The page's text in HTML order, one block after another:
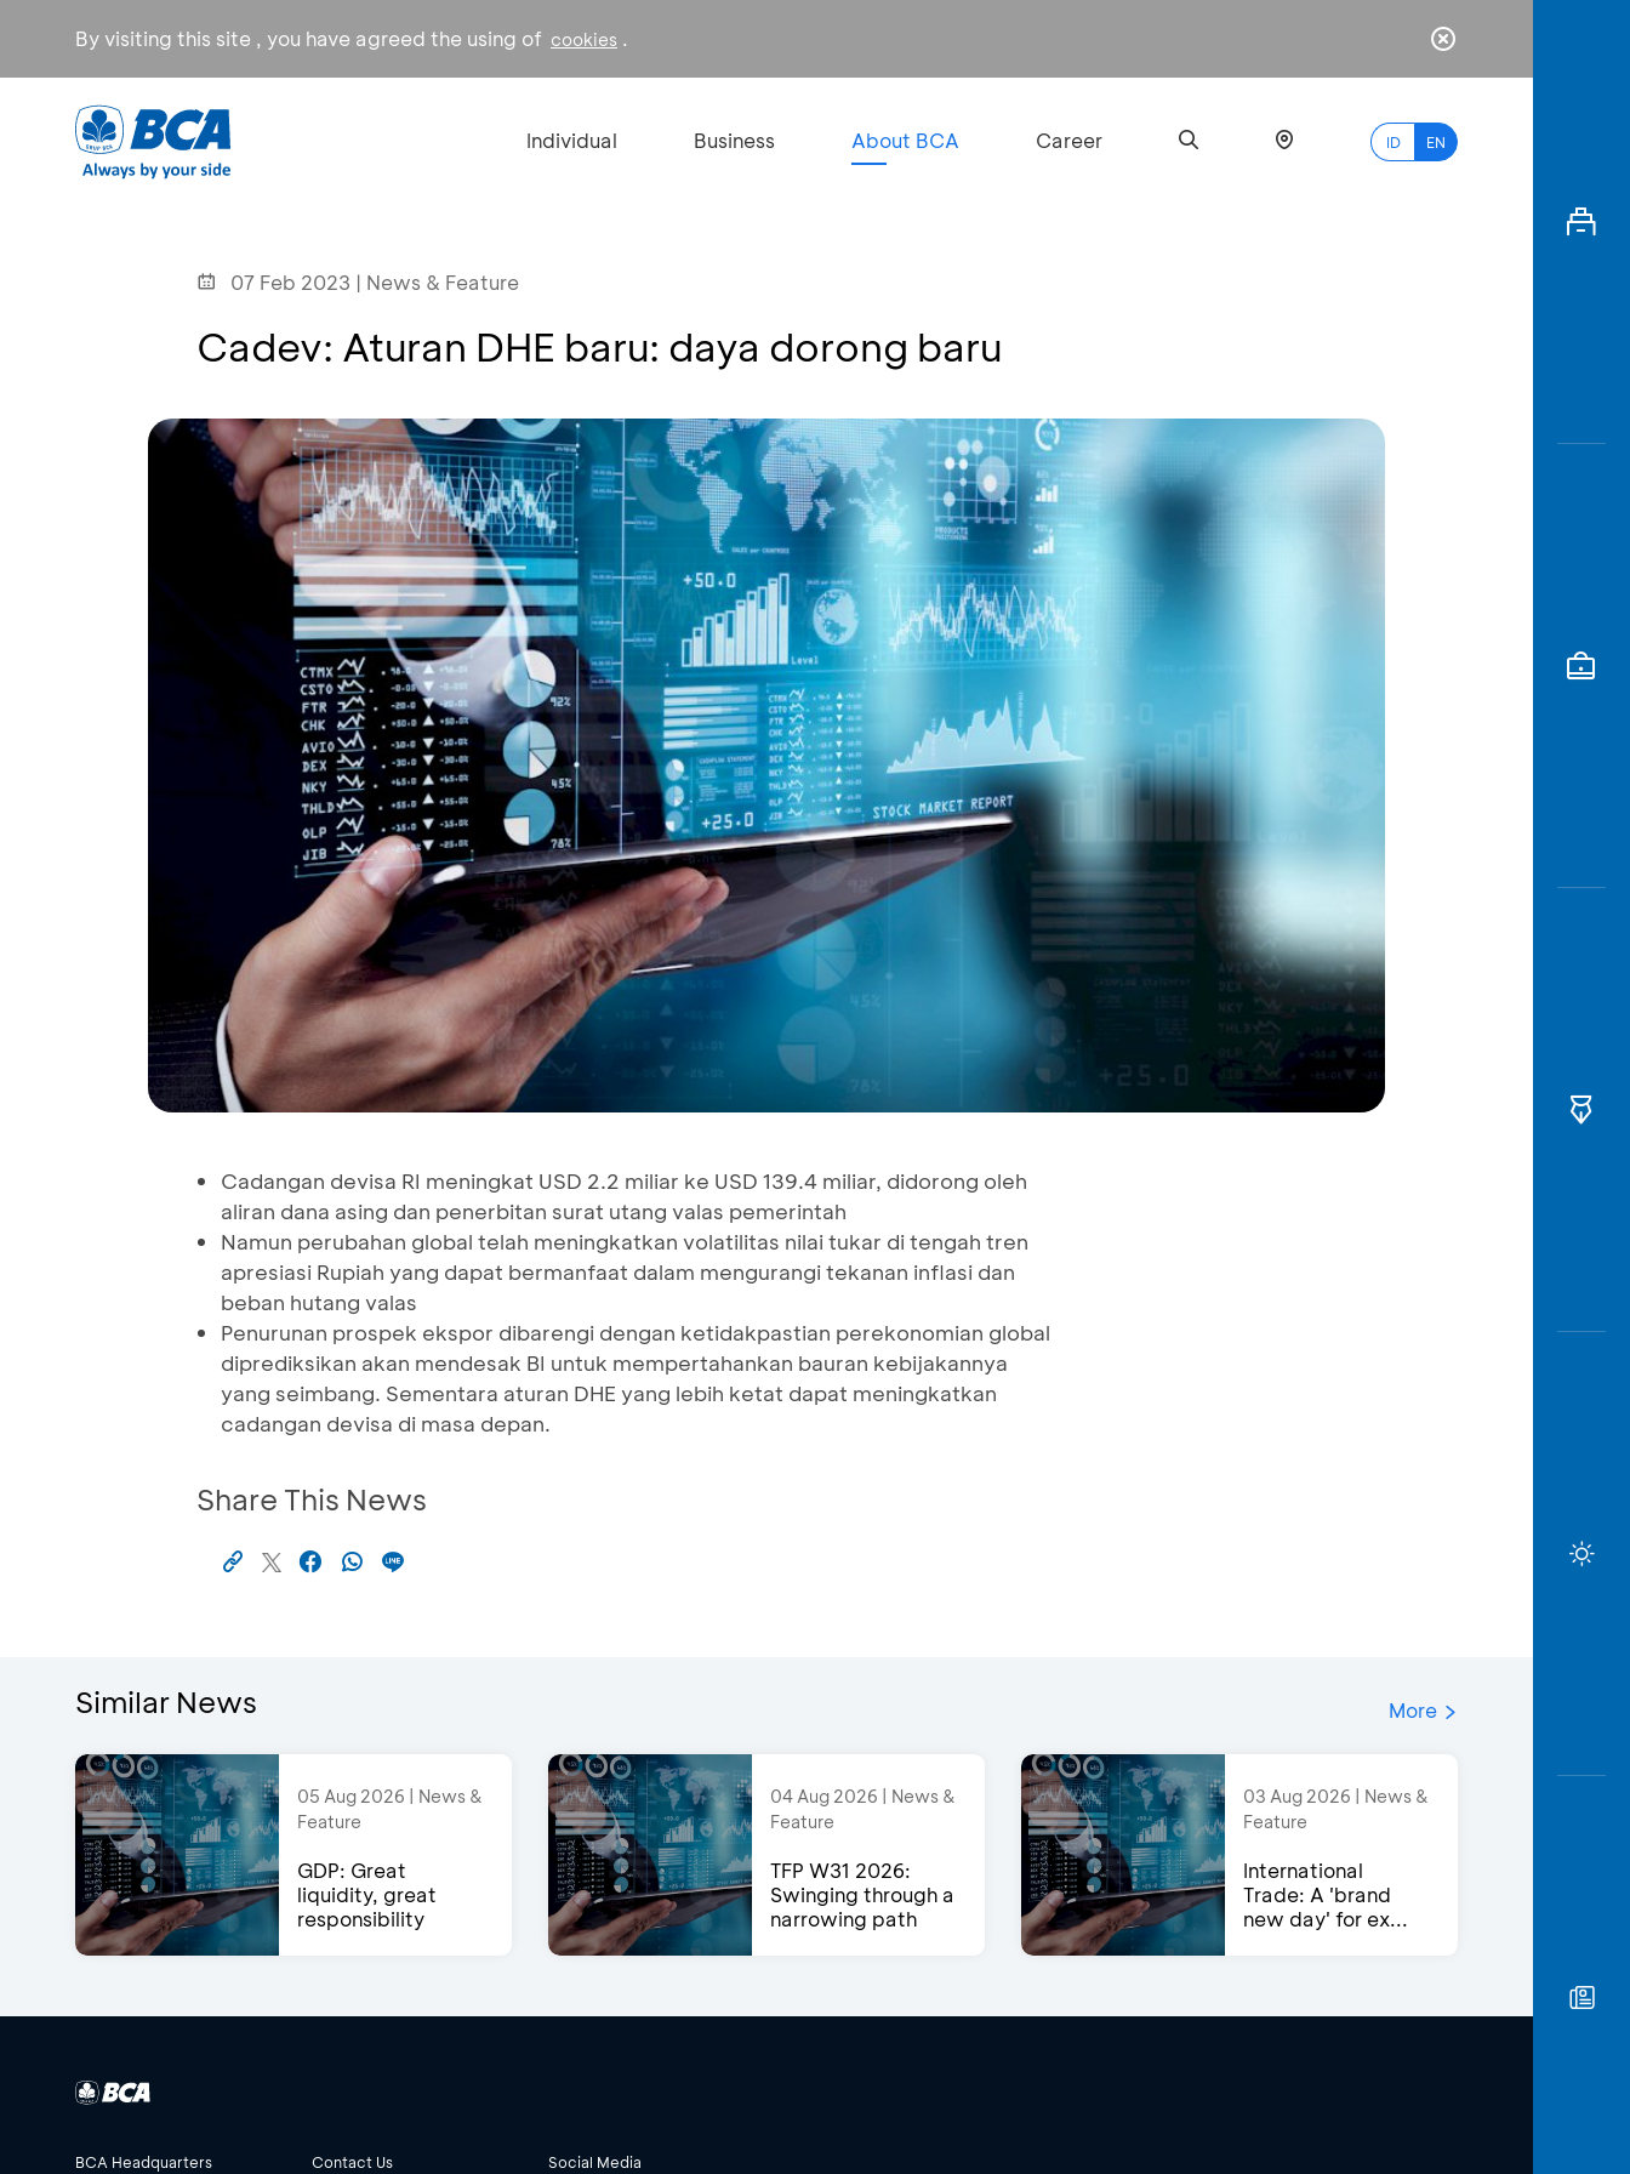
By visiting this site , you have agreed the using of cookies .
Individual Business About BCA Career ID EN
myBCA
Saving
07 Feb 2023 | News & Feature
Cadev: Aturan DHE baru: daya dorong baru
Cadangan devisa RI meningkat USD 2.2 miliar ke USD 139.4 miliar, didorong oleh
aliran dana asing dan penerbitan surat utang valas pemerintah
Namun perubahan global telah meningkatkan volatilitas nilai tukar di tengah tren
apresiasi Rupiah yang dapat bermanfaat dalam mengurangi tekanan inflasi dan
beban hutang valas
Penurunan prospek ekspor dibarengi dengan ketidakpastian perekonomian global
diprediksikan akan mendesak BI untuk mempertahankan bauran kebijakannya
yang seimbang. Sementara aturan DHE yang lebih ketat dapat meningkatkan
cadangan devisa di masa depan.
Share This News
Similar News More
05 Aug 2026 | News &
Feature
GDP: Great
liquidity, great
responsibility
04 Aug 2026 | News &
Feature
TFP W31 2026:
Swinging through a
narrowing path
03 Aug 2026 | News &
Feature
International
Trade: A 'brand
new day' for ex...
BCA Headquarters Contact Us Social Media